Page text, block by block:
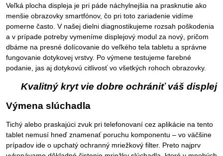
Veľká plocha displeja je pri páde náchylnejšia na prasknutie ako
menšie obrazovky smartfónov, čo pri toto zariadenie vidíme
pomerne často. V našej dielni diagnostikujeme rozsah poškodenia
a v prípade potreby vymeníme displejový modul za nový, pričom
dbáme na presné dolícovanie do veľkého tela tabletu a správne
fungovanie dotykovej vrstvy. Po výmene testujeme farebné
podanie, jas aj dotykovú citlivosť vo všetkých rohoch obrazovky.
Kvalitný kryt vie dobre ochrániť váš displej
Výmena slúchadla
Tichý alebo praskajúci zvuk pri telefonovaní cez aplikácie na tento
tablet nemusí hneď znamenať poruchu komponentu – vo väčšine
prípadov ide o upchatý ochranný mriežkový filter. Preto najprv